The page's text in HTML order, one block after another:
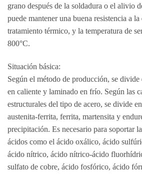
grano después de la soldadura o el alivio
puede mantener una buena resistencia a
tratamiento térmico, y la temperatura de
800°C.
Situación básica:
Según el método de producción, se
en caliente y laminado en frío. Según las
estructurales del tipo de acero, se divide
austenita-ferrita, ferrita, martensita y
precipitación. Es necesario para soportar
ácidos como el ácido oxálico, ácido
ácido nítrico, ácido nítrico-ácido
sulfato de cobre, ácido fosfórico, ácido